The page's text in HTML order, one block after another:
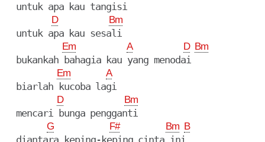
  untuk apa kau tangisi
D Bm
  untuk apa kau sesali
Em A D Bm
  bukankah bahagia kau yang menodai
Em A
  biarlah kucoba lagi
D Bm
  mencari bunga pengganti
G F# Bm B